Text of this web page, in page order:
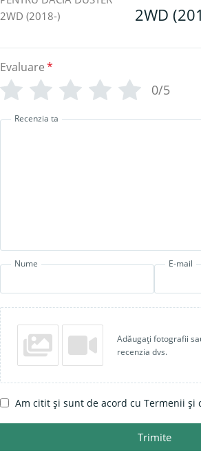
2WD
Evaluare*
0/5
Recenzia ta
Nume E-mail
Adăugați fotografii
recenzia dvs.
Am citit și sunt de acord cu Termenii și
Trimite